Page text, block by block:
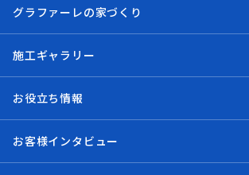
グラファーレの家づくり
施工ギャラリー
お役立ち情報
お客様インタビュー